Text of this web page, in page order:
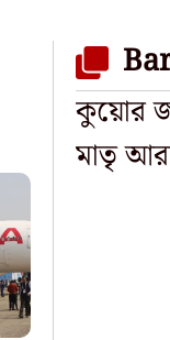
কুয়োর
মাতৃ